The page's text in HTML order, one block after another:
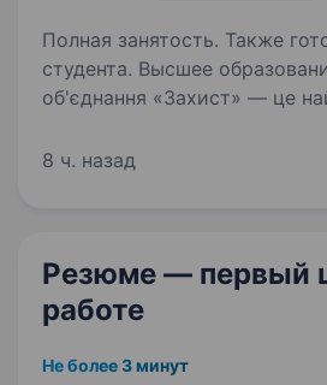
Полная занятость. Также
студента. Высшее образование.
об'єднання «Захист» — це
що Ви розглядаєте нашу
8 ч. назад
Резюме — первый
работе
Не более 3 минут